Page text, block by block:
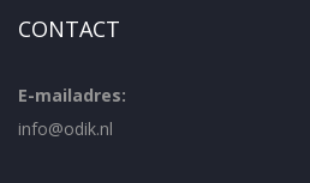
CONTACT
E-mailadres:
info@odik.nl